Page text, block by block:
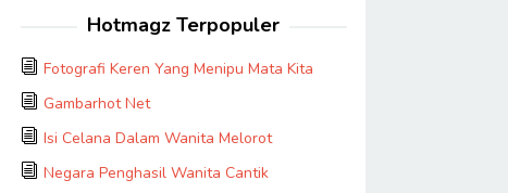
Hotmagz Terpopuler
Fotografi Keren Yang Menipu Mata Kita
Gambarhot Net
Isi Celana Dalam Wanita Melorot
Negara Penghasil Wanita Cantik